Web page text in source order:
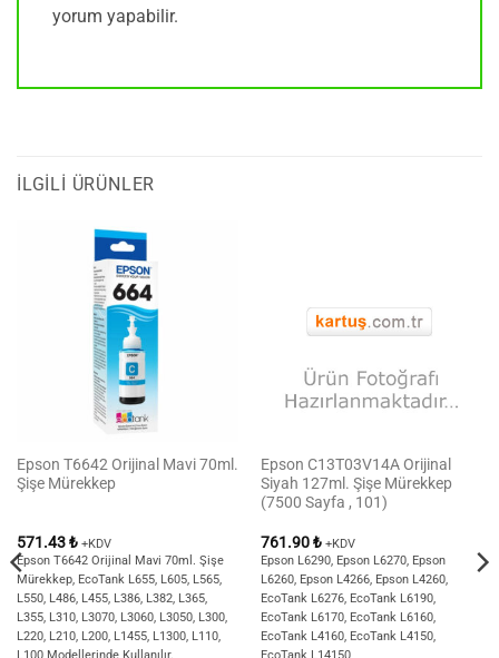
yorum yapabilir.
İLGILI ÜRÜNLER
Epson T6642 Orijinal Mavi 70ml.
Şişe Mürekkep
571.43₺ +KDV
Epson T6642 Orijinal Mavi 70ml. Şişe
Mürekkep, EcoTank L655, L605, L565,
L550, L486, L455, L386, L382, L365,
L355, L310, L3070, L3060, L3050, L300,
L220, L210, L200, L1455, L1300, L110,
L100 Modellerinde Kullanılır.
Epson C13T03V14A Orijinal
Siyah 127ml. Şişe Mürekkep
(7500 Sayfa , 101)
761.90₺ +KDV
Epson L6290, Epson L6270, Epson
L6260, Epson L4266, Epson L4260,
EcoTank L6276, EcoTank L6190,
EcoTank L6170, EcoTank L6160,
EcoTank L4160, EcoTank L4150,
EcoTank L14150